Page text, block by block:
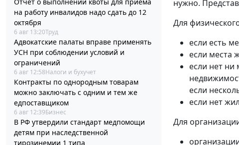
на работу инвалидов надо сдать до 12
октября
6 авг 13:20Труд
Адвокатские палаты вправе применять
УСН при соблюдении условий и
ограничений
6 авг 12:58Налоги и бухучет
Контракты по однородным товарам
можно заключать с одним и тем же
едпоставщиком
6 авг 12:39Бизнес
В РФ утвердили стандарт медпомощи
детям при наследственной
тирозинемии 1 типа
нужно.
Для
если есть
если места
если нет ни
если
если нет
Для